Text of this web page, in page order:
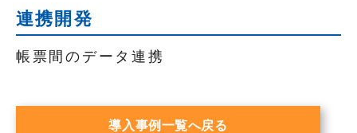
連携開発
帳票間のデータ連携
導入事例一覧へ戻る